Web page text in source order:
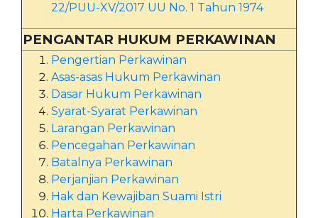
22/PUU-XV/2017 UU No. 1 Tahun 1974
PENGANTAR HUKUM PERKAWINAN
Pengertian Perkawinan
Asas-asas Hukum Perkawinan
Dasar Hukum Perkawinan
Syarat-Syarat Perkawinan
Larangan Perkawinan
Pencegahan Perkawinan
Batalnya Perkawinan
Perjanjian Perkawinan
Hak dan Kewajiban Suami Istri
Harta Perkawinan